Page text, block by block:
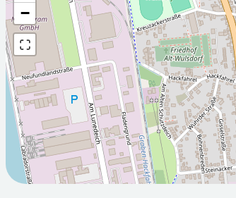
2026-08-
07T05:00:00Z
Bewölkt
−